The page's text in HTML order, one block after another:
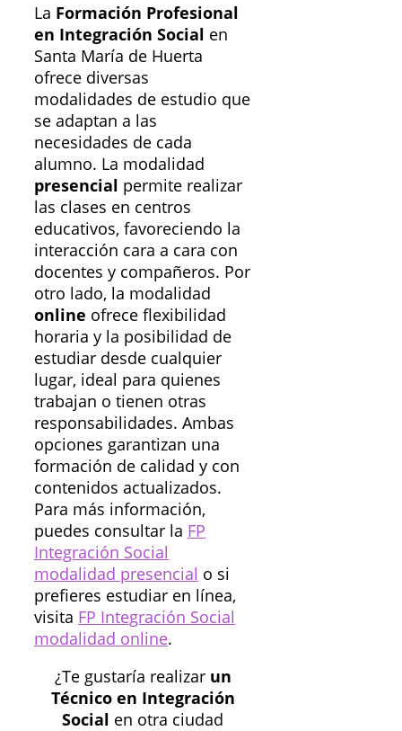
La Formación Profesional
en Integración Social en
Santa María de Huerta
ofrece diversas
modalidades de estudio que
se adaptan a las
necesidades de cada
alumno. La modalidad
presencial permite realizar
las clases en centros
educativos, favoreciendo la
interacción cara a cara con
docentes y compañeros. Por
otro lado, la modalidad
online ofrece flexibilidad
horaria y la posibilidad de
estudiar desde cualquier
lugar, ideal para quienes
trabajan o tienen otras
responsabilidades. Ambas
opciones garantizan una
formación de calidad y con
contenidos actualizados.
Para más información,
puedes consultar la FP
Integración Social
modalidad presencial o si
prefieres estudiar en línea,
visita FP Integración Social
modalidad online.
¿Te gustaría realizar un
Técnico en Integración
Social en otra ciudad